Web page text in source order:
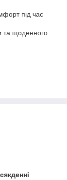
під час
та щоденного